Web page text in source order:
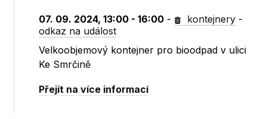
07. 09. 2024, 13:00 - 16:00 - kontejnery -
odkaz na událost
Velkoobjemový kontejner pro bioodpad v ulici
Ke Smrčině
Přejít na více informací